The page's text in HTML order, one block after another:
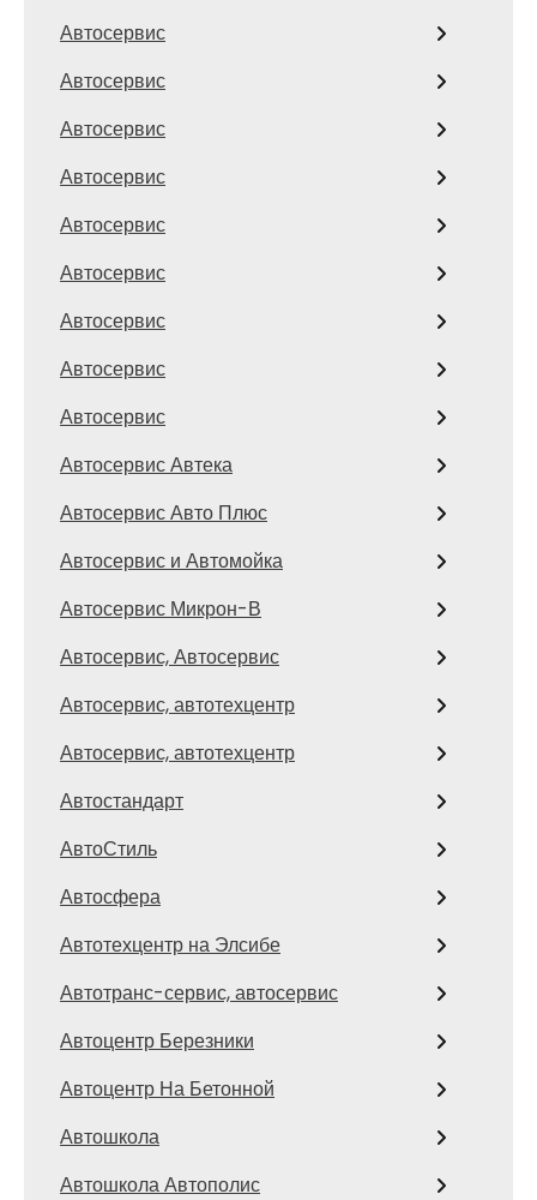
Автосервис
Автосервис
Автосервис
Автосервис
Автосервис
Автосервис
Автосервис
Автосервис
Автосервис
Автосервис Автека
Автосервис Авто Плюс
Автосервис и Автомойка
Автосервис Микрон-В
Автосервис, Автосервис
Автосервис, автотехцентр
Автосервис, автотехцентр
Автостандарт
АвтоСтиль
Автосфера
Автотехцентр на Элсибе
Автотранс-сервис, автосервис
Автоцентр Березники
Автоцентр На Бетонной
Автошкола
Автошкола Автополис